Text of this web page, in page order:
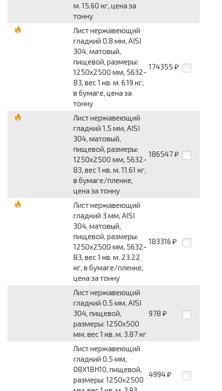
м. 15.60 кг, цена за
тонну
Лист нержавеющий
гладкий 0.8 мм, AISI
304, матовый,
пищевой, размеры:
1250x2500 мм, 5632-
83, вес 1 кв. м. 6.19 кг,
в бумаге, цена за
тонну
174355 ₽
Лист нержавеющий
гладкий 1.5 мм, AISI
304, матовый,
пищевой, размеры:
1250x2500 мм, 5632-
83, вес 1 кв. м. 11.61 кг,
в бумаге/пленке,
цена за тонну
186547 ₽
Лист нержавеющий
гладкий 3 мм, AISI
304, матовый,
пищевой, размеры:
1250x2500 мм, 5632-
83, вес 1 кв. м. 23.22
кг, в бумаге/пленке,
цена за тонну
183316 ₽
Лист нержавеющий
гладкий 0.5 мм, AISI
304, пищевой,
размеры: 1250x500
мм, вес 1 кв. м. 3.87 кг
978 ₽
Лист нержавеющий
гладкий 0.5 мм,
08Х18Н10, пищевой,
размеры: 1250x2500
4994 ₽